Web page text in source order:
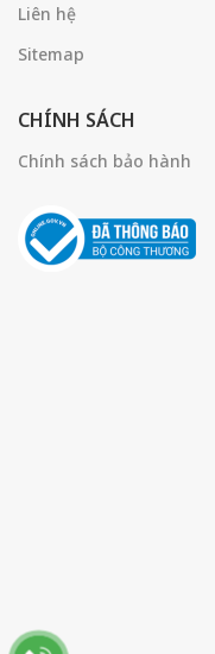
Liên hệ
Sitemap
CHÍNH SÁCH
Chính sách bảo hành